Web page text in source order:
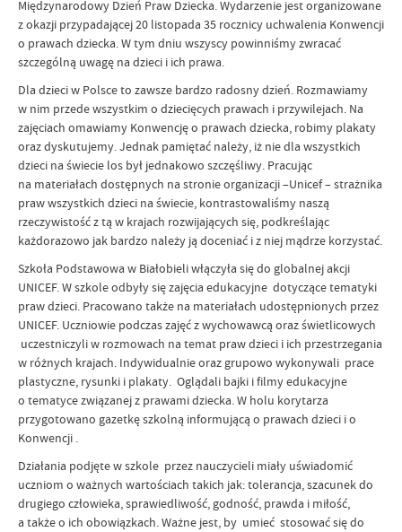
Międzynarodowy Dzień Praw Dziecka. Wydarzenie jest organizowane
z okazji przypadającej 20 listopada 35 rocznicy uchwalenia Konwencji
o prawach dziecka. W tym dniu wszyscy powinniśmy zwracać
szczególną uwagę na dzieci i ich prawa.
Dla dzieci w Polsce to zawsze bardzo radosny dzień. Rozmawiamy
w nim przede wszystkim o dziecięcych prawach i przywilejach. Na
zajęciach omawiamy Konwencję o prawach dziecka, robimy plakaty
oraz dyskutujemy. Jednak pamiętać należy, iż nie dla wszystkich
dzieci na świecie los był jednakowo szczęśliwy. Pracując
na materiałach dostępnych na stronie organizacji –Unicef – strażnika
praw wszystkich dzieci na świecie, kontrastowaliśmy naszą
rzeczywistość z tą w krajach rozwijających się, podkreślając
każdorazowo jak bardzo należy ją doceniać i z niej mądrze korzystać.
Szkoła Podstawowa w Białobieli włączyła się do globalnej akcji
UNICEF. W szkole odbyły się zajęcia edukacyjne dotyczące tematyki
praw dzieci. Pracowano także na materiałach udostępnionych przez
UNICEF. Uczniowie podczas zajęć z wychowawcą oraz świetlicowych
uczestniczyli w rozmowach na temat praw dzieci i ich przestrzegania
w różnych krajach. Indywidualnie oraz grupowo wykonywali prace
plastyczne, rysunki i plakaty. Oglądali bajki i filmy edukacyjne
o tematyce związanej z prawami dziecka. W holu korytarza
przygotowano gazetkę szkolną informującą o prawach dzieci i o
Konwencji .
Działania podjęte w szkole przez nauczycieli miały uświadomić
uczniom o ważnych wartościach takich jak: tolerancja, szacunek do
drugiego człowieka, sprawiedliwość, godność, prawda i miłość,
a także o ich obowiązkach. Ważne jest, by umieć stosować się do